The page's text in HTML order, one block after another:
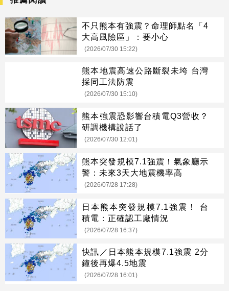
不只熊本有強震？命理師點名「4
大高風險區」：要小心
(2026/07/30 15:22)
熊本地震高速公路斷裂未垮 台灣
採同工法防震
(2026/07/30 15:10)
熊本強震恐影響台積電Q3營收？
研調機構說話了
(2026/07/30 12:01)
熊本突發規模7.1強震！氣象廳示
警：未來3天大地震機率高
(2026/07/28 17:28)
日本熊本突發規模7.1強震！ 台
積電：正確認工廠情況
(2026/07/28 16:37)
快訊／日本熊本規模7.1強震 2分
鐘後再爆4.5地震
(2026/07/28 16:01)